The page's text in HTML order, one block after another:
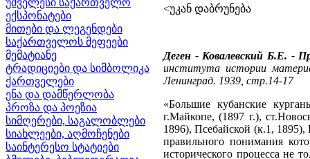
უძველესი საქართველო
ექსპონატები
მითები და ლეგენდები
საქართველოს მეფეები
მემატიანე
ტრადიციები და სიმბოლიკა
ქართველები
ენა და დამწერლობა
პროზა და პოეზია
სიმღერები, საგალობლები
სიახლეები, აღმოჩენები
საინტერესო სტატიები
<უკან დაბრუნება
Деген - Ковалевский Б.Е. -
института истории
Ленинград. 1939, стр.14-17
«Большие кубанские
г.Майкопе, (1897 г.),
1896), Псебайской (к.1,
правильного понимания
исторического процесса не